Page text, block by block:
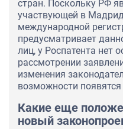
стран. Поскольку РФ
участвующей в
международной
предусматривает
лиц, у Роспатента нет
рассмотрении
изменения
возможности появятся
Какие еще
новый